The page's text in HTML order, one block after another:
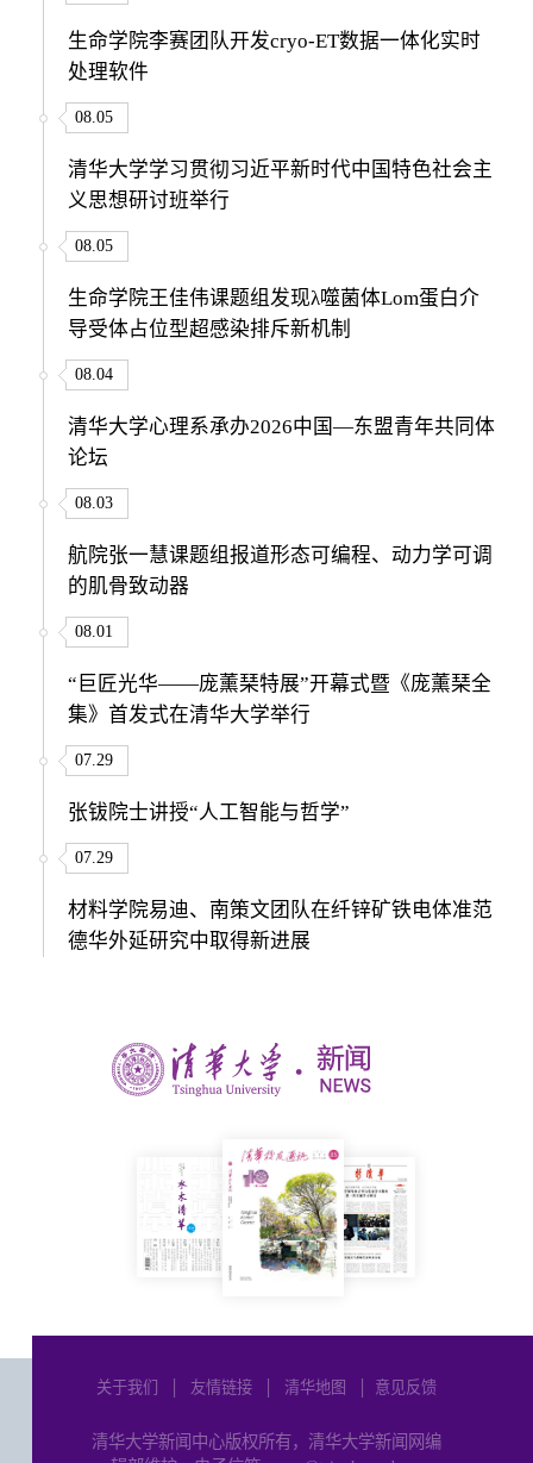
生命学院李赛团队开发cryo-ET数据一体化实时
处理软件
08.05
清华大学学习贯彻习近平新时代中国特色社会主
义思想研讨班举行
08.05
生命学院王佳伟课题组发现λ噬菌体Lom蛋白介
导受体占位型超感染排斥新机制
08.04
清华大学心理系承办2026中国—东盟青年共同体
论坛
08.03
航院张一慧课题组报道形态可编程、动力学可调
的肌骨致动器
08.01
“巨匠光华——庞薰琹特展”开幕式暨《庞薰琹全
集》首发式在清华大学举行
07.29
张钹院士讲授“人工智能与哲学”
07.29
材料学院易迪、南策文团队在纤锌矿铁电体准范
德华外延研究中取得新进展
关于我们 友情链接 清华地图 意见反馈
清华大学新闻中心版权所有，清华大学新闻网编